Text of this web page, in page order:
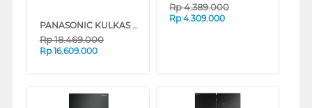
PANASONIC KULKAS MULTIDOOR REFRIGERATOR NRCW530HWKD
Rp18.469.000
Rp 16.609.000
Rp4.389.000
Rp 4.309.000